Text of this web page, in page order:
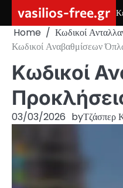
content
vasilios-free.gr
Home
Κωδικοί
Κωδικοί Αναβαθμίσεων
Κωδικοί
03/03/2026 byΤζάσπερ